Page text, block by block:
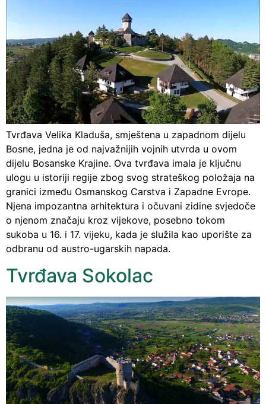
Tvrđava Velika Kladuša, smještena u zapadnom dijelu
Bosne, jedna je od najvažnijih vojnih utvrda u ovom
dijelu Bosanske Krajine. Ova tvrđava imala je ključnu
ulogu u istoriji regije zbog svog strateškog položaja na
granici između Osmanskog Carstva i Zapadne Evrope.
Njena impozantna arhitektura i očuvani zidine svjedoče
o njenom značaju kroz vijekove, posebno tokom
sukoba u 16. i 17. vijeku, kada je služila kao uporište za
odbranu od austro-ugarskih napada.
Tvrđava Sokolac